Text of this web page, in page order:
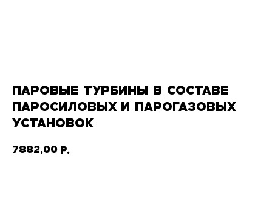
ПАРОВЫЕ ТУРБИНЫ В СОСТАВЕ
ПАРОСИЛОВЫХ И ПАРОГАЗОВЫХ
УСТАНОВОК
7882,00 р.